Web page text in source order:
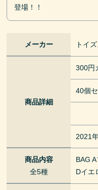
登場！！
メーカー トイ
商品詳細
300円
40個
2021
商品内容
全5種
BAG
Dイエ